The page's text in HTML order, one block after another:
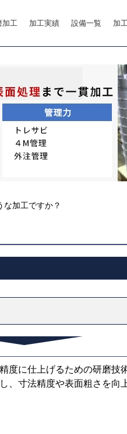
加工 加工実績 設備一覧 加
な加工ですか？
度に仕上げるための研磨技
、寸法精度や表面粗さを向